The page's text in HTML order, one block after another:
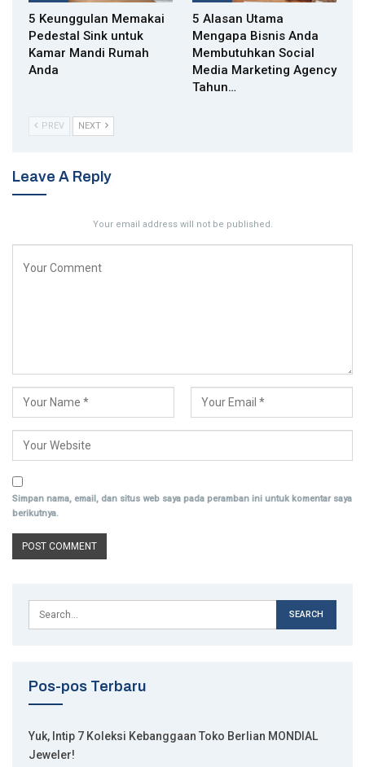
5 Keunggulan Memakai
Pedestal Sink untuk
Kamar Mandi Rumah
Anda
5 Alasan Utama
Mengapa Bisnis Anda
Membutuhkan Social
Media Marketing Agency
Tahun…
PREV NEXT
Leave A Reply
Your email address will not be published.
Simpan nama, email, dan situs web saya pada peramban ini untuk komentar saya
berikutnya.
Pos-pos Terbaru
Yuk, Intip 7 Koleksi Kebanggaan Toko Berlian MONDIAL
Jeweler!